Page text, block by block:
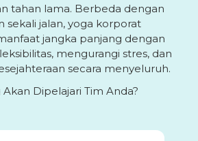
tahan lama. Berbeda dengan
sekali jalan, yoga korporat
jangka panjang dengan
mengurangi stres, dan
secara menyeluruh.
Dipelajari Tim Anda?